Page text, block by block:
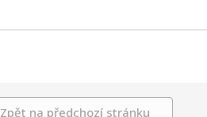
Zpět na předchozí stránku